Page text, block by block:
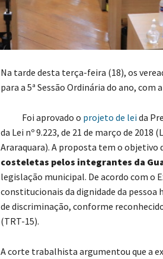
Na tarde desta terça-feira (18), os
para a 5ª Sessão Ordinária do ano, com
Foi aprovado o projeto de lei da
da Lei nº 9.223, de 21 de março de 2018
Araraquara). A proposta tem o objetivo
costeletas pelos integrantes da
legislação municipal. De acordo com o
constitucionais da dignidade da pessoa
de discriminação, conforme
(TRT-15).
A corte trabalhista argumentou que a